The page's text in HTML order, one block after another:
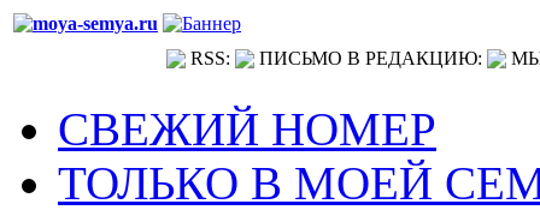
RSS: ПИСЬМО В РЕДАКЦИЮ:
СВЕЖИЙ НОМЕР
ТОЛЬКО В МОЕЙ